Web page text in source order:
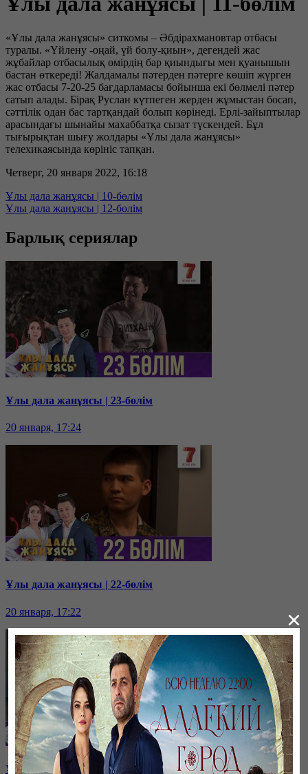
«Ұлы дала жанұясы» ситкомы – Әбдірахмановтар отбасы
туралы. «Үйлену -оңай, үй болу-қиын», дегендей жас
жұбайлар отбасылық өмірдің бар қиындығы мен қуанышын
бастан өткереді! Жалдамалы пәтерден пәтерге көшіп жүрген
жас отбасы 7-20-25 бағдарламасы бойынша екі бөлмелі пәтер
сатып алады. Бірақ Руслан күтпеген жерден жұмыстан босап,
сәттілік одан бас тартқандай болып көрінеді. Ерлі-зайыптылар
арасындағы шынайы махаббатқа сызат түскендей. Бұл
тығырықтан шығу жолдары «Ұлы дала жанұясы»
телехикаясында көрініс тапқан.
Четверг, 20 января 2022, 16:18
Ұлы дала жанұясы | 10-бөлім
Ұлы дала жанұясы | 12-бөлім
Барлық сериялар
Ұлы дала жанұясы | 23-бөлім
20 января, 17:24
Ұлы дала жанұясы | 22-бөлім
20 января, 17:22
Ұлы дала жанұясы | 21-бөлім
×